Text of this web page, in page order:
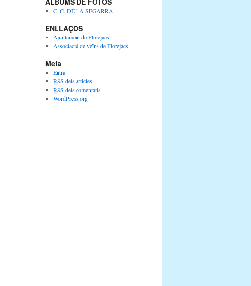
ALBUMS DE FOTOS
C. C. DE LA SEGARRA
ENLLAÇOS
Ajuntament de Florejacs
Associació de veïns de Florejacs
Meta
Entra
RSS dels articles
RSS dels comentaris
WordPress.org